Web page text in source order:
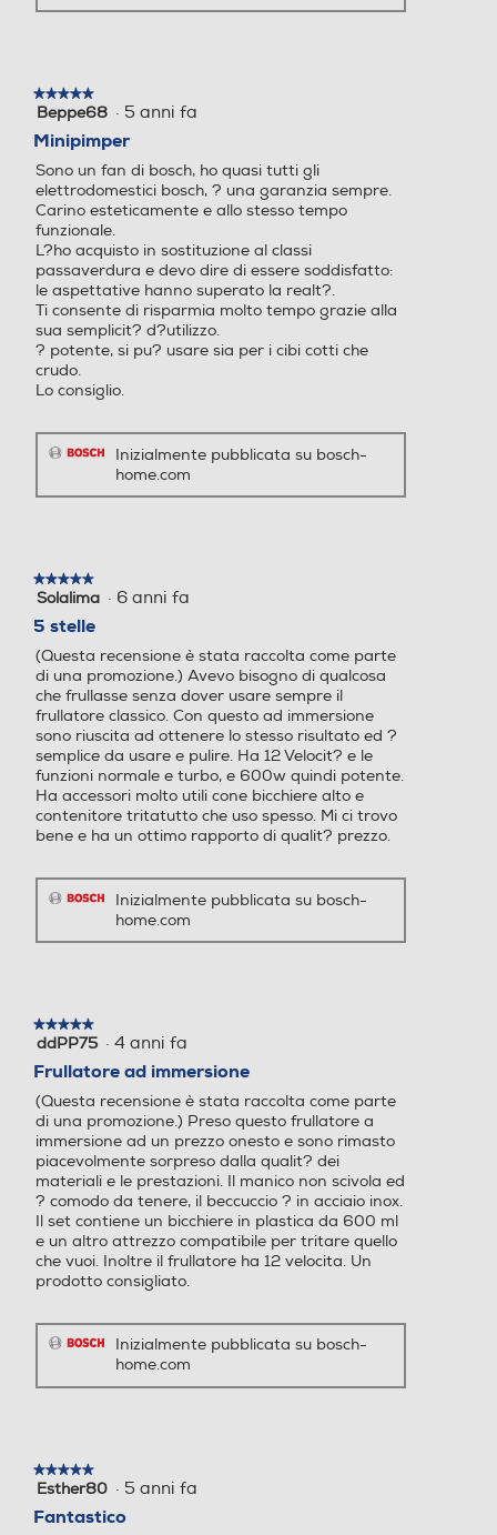
Altre funzioni Altre funzioni
Alimentazione: 220 – 240V
~ 50/60Hz
★★★★★
★★★★★
5
5
stelle.
Beppe68 · 5 anni fa
Minipimper
Sono un fan di bosch, ho quasi tutti gli
elettrodomestici bosch, ? una garanzia sempre.
Carino esteticamente e allo stesso tempo
funzionale.
L?ho acquisto in sostituzione al classi
passaverdura e devo dire di essere soddisfatto:
le aspettative hanno superato la realt?.
Ti consente di risparmia molto tempo grazie alla
sua semplicit? d?utilizzo.
? potente, si pu? usare sia per i cibi cotti che
crudo.
Lo consiglio.
Inizialmente pubblicata su bosch-
home.com
★★★★★
★★★★★
5
5
stelle.
Solalima · 6 anni fa
5 stelle
(Questa recensione è stata raccolta come parte
di una promozione.) Avevo bisogno di qualcosa
che frullasse senza dover usare sempre il
frullatore classico. Con questo ad immersione
sono riuscita ad ottenere lo stesso risultato ed ?
semplice da usare e pulire. Ha 12 Velocit? e le
funzioni normale e turbo, e 600w quindi potente.
Ha accessori molto utili cone bicchiere alto e
contenitore tritatutto che uso spesso. Mi ci trovo
bene e ha un ottimo rapporto di qualit? prezzo.
Inizialmente pubblicata su bosch-
home.com
★★★★★
★★★★★
5
5
stelle.
ddPP75 · 4 anni fa
Frullatore ad immersione
(Questa recensione è stata raccolta come parte
di una promozione.) Preso questo frullatore a
immersione ad un prezzo onesto e sono rimasto
piacevolmente sorpreso dalla qualit? dei
materiali e le prestazioni. Il manico non scivola ed
? comodo da tenere, il beccuccio ? in acciaio inox.
Il set contiene un bicchiere in plastica da 600 ml
e un altro attrezzo compatibile per tritare quello
che vuoi. Inoltre il frullatore ha 12 velocita. Un
prodotto consigliato.
Inizialmente pubblicata su bosch-
home.com
★★★★★
★★★★★
5
5
Esther80 · 5 anni fa
Fantastico